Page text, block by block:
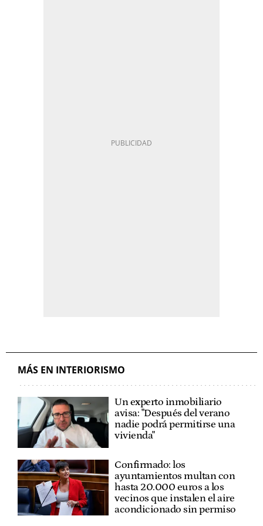
MÁS EN INTERIORISMO
Un experto inmobiliario
avisa: "Después del verano
nadie podrá permitirse una
vivienda"
Confirmado: los
ayuntamientos multan con
hasta 20.000 euros a los
vecinos que instalen el aire
acondicionado sin permiso